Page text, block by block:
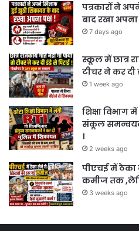
पत्रकारों ने
बाद रखा अपना
7 days ago
स्कूल में छात्र
टीचर ने कर दी
1 week ago
शिक्षा विभाग
संकूल
।
2 weeks ago
पीएचई में ठेका
कमीज तक
3 weeks ago